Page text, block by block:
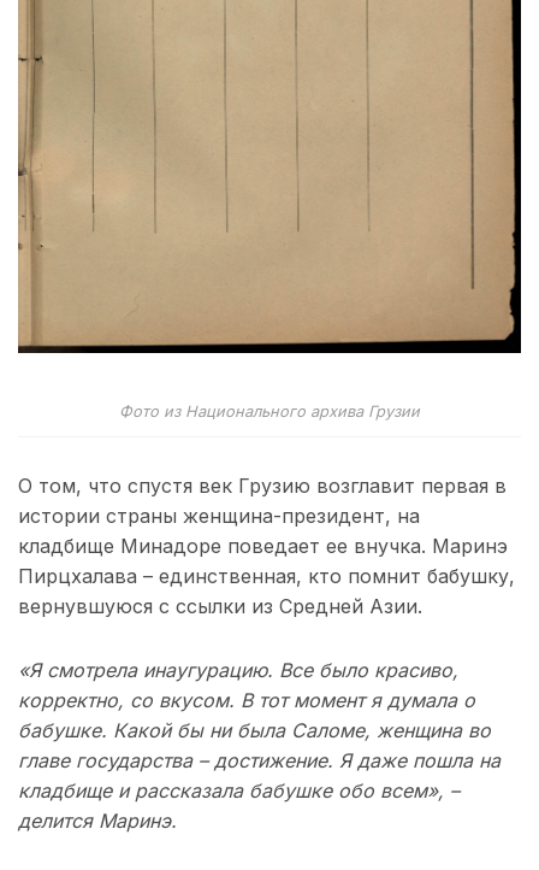
Фото из Национального архива Грузии
О том, что спустя век Грузию возглавит первая в
истории страны женщина-президент, на
кладбище Минадоре поведает ее внучка. Маринэ
Пирцхалава – единственная, кто помнит бабушку,
вернувшуюся с ссылки из Средней Азии.
«Я смотрела инаугурацию. Все было красиво,
корректно, со вкусом. В тот момент я думала о
бабушке. Какой бы ни была Саломе, женщина во
главе государства – достижение. Я даже пошла на
кладбище и рассказала бабушке обо всем», –
делится Маринэ.